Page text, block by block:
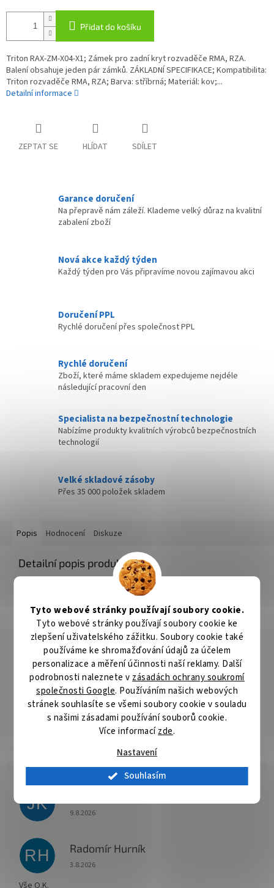
Tyto webové stránky používají soubory cookie.
Tyto webové stránky používají soubory cookie ke
zlepšení uživatelského zážitku. Soubory cookie také
používáme ke shromažďování údajů za účelem
personalizace a měření účinnosti naší reklamy. Další
podrobnosti naleznete v zásadách ochrany soukromí
společnosti Google. Používáním našich webových
stránek souhlasíte se všemi soubory cookie v souladu
s našimi zásadami používání souborů cookie.
Více informacízde.
Nastavení
Souhlasím
Přidat do košíku
Triton RAX-ZM-X04-X1; Zámek pro zadní kryt rozvaděče RMA, RZA.
Balení obsahuje jeden pár zámků. ZÁKLADNÍ SPECIFIKACE; Kompatibilita:
Triton rozvaděče RMA, RZA; Barva: stříbrná; Materiál: kov;...
Detailní informace
ZEPTAT SE HLÍDAT SDÍLET
Garance doručení
Na přepravě nám záleží. Klademe velký důraz na kvalitní
zabalení zboží
Nová akce každý týden
Každý týden pro Vás připravíme novou zajímavou akci
Doručení PPL
Rychlé doručení přes společnost PPL
Rychlé doručení
Zboží, které máme skladem expedujeme nejdéle
následující pracovní den
Specialista na bezpečnostní technologie
Nabízíme produkty kvalitních výrobců bezpečnostních
technologií
Velké skladové zásoby
Přes 35 000 položek skladem
Popis Hodnocení Diskuze
Detailní popis produktu
Triton RAX-ZM-X04-X1
jeden pár zámků.
ZÁKLADNÍ SPECIFIKACE
Kompatibilita:
Triton rozvaděče RMA, RZA
Barva:stříbrná
Materiál:kov
JK Hodnocení obchodu je 5 z 5 hvězdiček.
9.8.2026
RH Radomír Hurník
Hodnocení obchodu je 5 z 5 hvězdiček.
3.8.2026